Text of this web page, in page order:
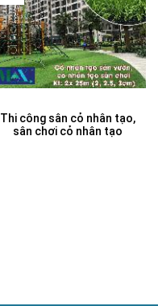
Thi công sân cỏ nhân tạo,
sân chơi cỏ nhân tạo